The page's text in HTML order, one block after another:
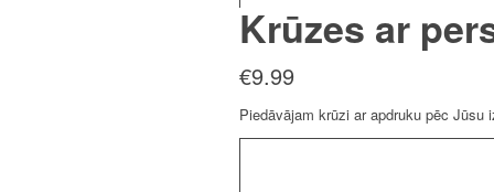
Krūzes ar
€9.99
Piedāvājam krūzi ar apdruku pēc